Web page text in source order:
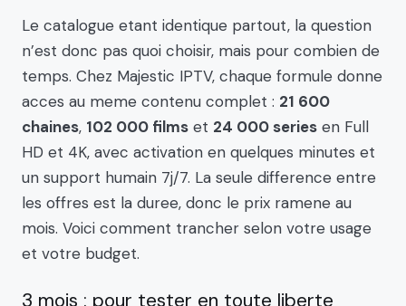
Le catalogue etant identique partout, la question
n’est donc pas quoi choisir, mais pour combien de
temps. Chez Majestic IPTV, chaque formule donne
acces au meme contenu complet : 21 600
chaines, 102 000 films et 24 000 series en Full
HD et 4K, avec activation en quelques minutes et
un support humain 7j/7. La seule difference entre
les offres est la duree, donc le prix ramene au
mois. Voici comment trancher selon votre usage
et votre budget.
3 mois : pour tester en toute liberte